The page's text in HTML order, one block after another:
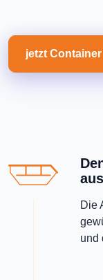
jetzt
Die
und